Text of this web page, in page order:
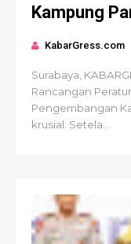
Kampung
KabarGress.com
Surabaya,
Rancangan
Pengembangan
krusial. Setela...